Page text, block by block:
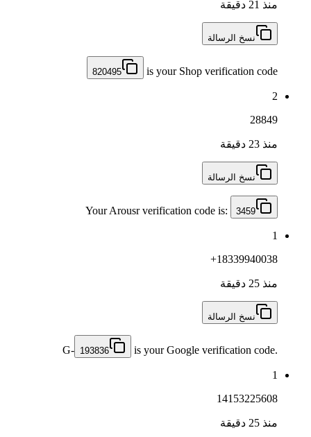
منذ 21 دقيقة
نسخ الرسالة
820495 is your Shop verification code
2
28849
منذ 23 دقيقة
نسخ الرسالة
Your Arousr verification code is: 3459
1
+18339940038
منذ 25 دقيقة
نسخ الرسالة
G- 193836 is your Google verification code.
1
14153225608
منذ 25 دقيقة